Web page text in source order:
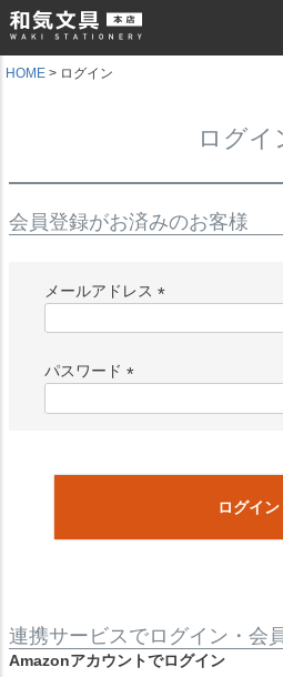
HOME ログイン
ログイ
会員登録がお済みのお客様
メールアドレス
)
パスワード
)
ログイン
連携サービスでログイン・会
Amazonアカウントでログイン